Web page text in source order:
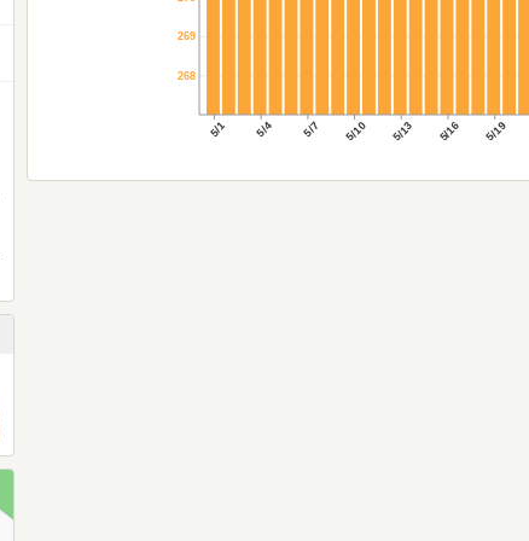
5/1 5/4 5/7 5/10 5/13 5/16 5/19
268
269